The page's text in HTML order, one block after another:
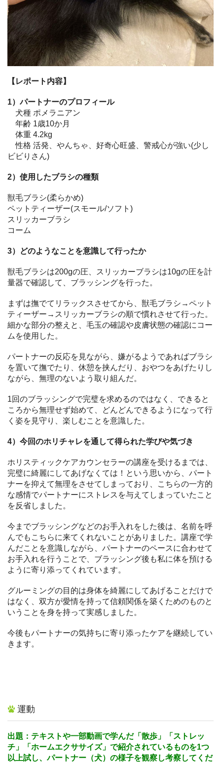
【レポート内容】
1）パートナーのプロフィール
犬種 ポメラニアン
年齢 1歳10か月
体重 4.2kg
性格 活発、やんちゃ、好奇心旺盛、警戒心が強い(少し
ビビりさん)
2）使用したブラシの種類
獣毛ブラシ(柔らかめ)
ペットティーザー(スモール/ソフト)
スリッカーブラシ
コーム
3）どのようなことを意識して行ったか
獣毛ブラシは200gの圧、スリッカーブラシは10gの圧を計
量器で確認して、ブラッシングを行った。
まずは撫でてリラックスさせてから、獣毛ブラシ→ペット
ティーザー→スリッカーブラシの順で慣れさせて行った。
細かな部分の整えと、毛玉の確認や皮膚状態の確認にコー
ムを使用した。
パートナーの反応を見ながら、嫌がるようであればブラシ
を置いて撫でたり、休憩を挟んだり、おやつをあげたりし
ながら、無理のないよう取り組んだ。
1回のブラッシングで完璧を求めるのではなく、できると
ころから無理せず始めて、どんどんできるようになって行
く姿を見守り、楽しむことを意識した。
4）今回のホリチャレを通して得られた学びや気づき
ホリスティックケアカウンセラーの講座を受けるまでは、
完璧に綺麗にしてあげなくては！という思いから、パート
ナーを抑えて無理をさせてしまっており、こちらの一方的
な感情でパートナーにストレスを与えてしまっていたこと
を反省しました。
今までブラッシングなどのお手入れをした後は、名前を呼
んでもこちらに来てくれないことがありました。講座で学
んだことを意識しながら、パートナーのペースに合わせて
お手入れを行うことで、ブラッシング後も私に体を預ける
ように寄り添ってくれています。
グルーミングの目的は身体を綺麗にしてあげることだけで
はなく、双方が愛情を持って信頼関係を築くためのものと
いうことを身を持って実感しました。
今後もパートナーの気持ちに寄り添ったケアを継続してい
きます。
運動
出題：テキストや一部動画で学んだ「散歩」「ストレッ
チ」「ホームエクササイズ」で紹介されているものを1つ
以上試し、パートナー（犬）の様子を観察し考察してくだ